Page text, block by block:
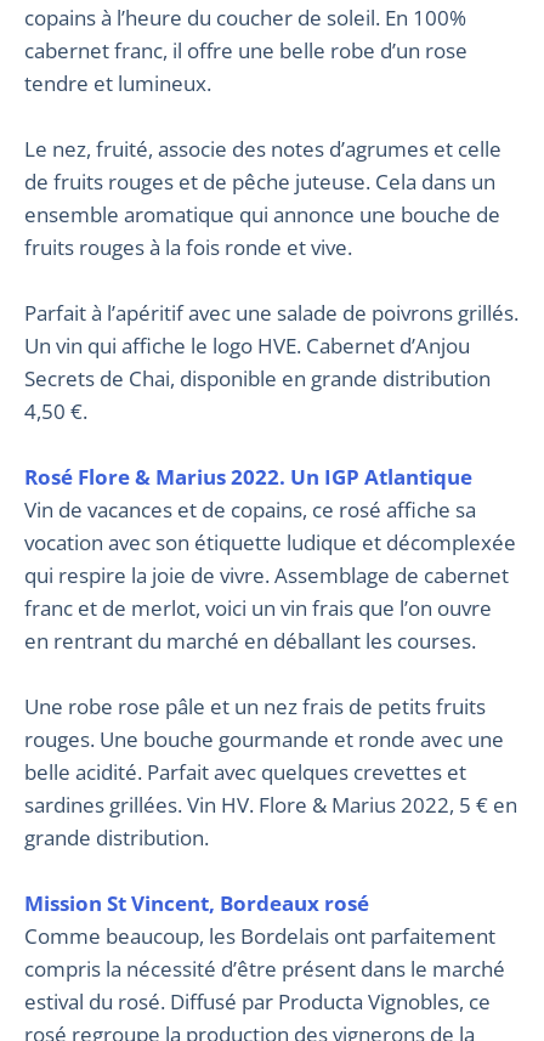
copains à l’heure du coucher de soleil. En 100%
cabernet franc, il offre une belle robe d’un rose
tendre et lumineux.
Le nez, fruité, associe des notes d’agrumes et celle
de fruits rouges et de pêche juteuse. Cela dans un
ensemble aromatique qui annonce une bouche de
fruits rouges à la fois ronde et vive.
Parfait à l’apéritif avec une salade de poivrons grillés.
Un vin qui affiche le logo HVE. Cabernet d’Anjou
Secrets de Chai, disponible en grande distribution
4,50 €.
Rosé Flore & Marius 2022. Un IGP Atlantique
Vin de vacances et de copains, ce rosé affiche sa
vocation avec son étiquette ludique et décomplexée
qui respire la joie de vivre. Assemblage de cabernet
franc et de merlot, voici un vin frais que l’on ouvre
en rentrant du marché en déballant les courses.
Une robe rose pâle et un nez frais de petits fruits
rouges. Une bouche gourmande et ronde avec une
belle acidité. Parfait avec quelques crevettes et
sardines grillées. Vin HV. Flore & Marius 2022, 5 € en
grande distribution.
Mission St Vincent, Bordeaux rosé
Comme beaucoup, les Bordelais ont parfaitement
compris la nécessité d’être présent dans le marché
estival du rosé. Diffusé par Producta Vignobles, ce
rosé regroupe la production des vignerons de la